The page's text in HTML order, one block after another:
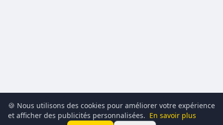
🍪 Nous utilisons des cookies pour améliorer votre expérience
et afficher des publicités personnalisées. En savoir plus